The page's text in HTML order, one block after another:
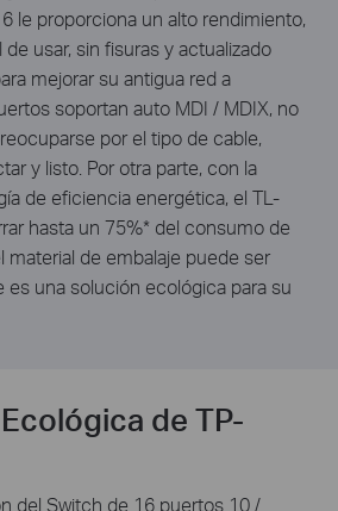
le proporciona un alto rendimiento,
usar, sin fisuras y actualizado
mejorar su antigua red a
soportan auto MDI / MDIX, no
por el tipo de cable,
y listo. Por otra parte, con la
de eficiencia energética, el TL-
hasta un 75%* del consumo de
material de embalaje puede ser
es una solución ecológica para su
de TP-
del Switch de 16 puertos 10 /